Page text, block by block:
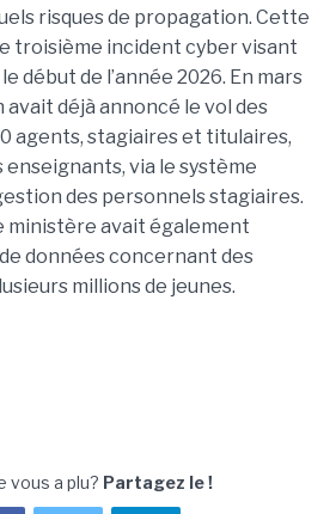
risques de propagation. Cette
troisième incident cyber visant
début de l’année 2026. En mars
déjà annoncé le vol des
agents, stagiaires et titulaires,
via le système
des personnels stagiaires.
ministère avait également
données concernant des
millions de jeunes.
vous a plu? Partagez le !